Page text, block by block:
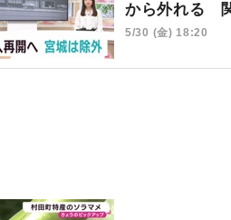
から外れる
5/30 (金) 18:20